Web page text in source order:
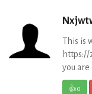
This is
https://
you are .
👍0